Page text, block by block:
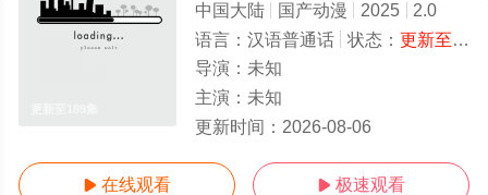
中国大陆 国产动漫 2025
2.0
语言： 汉语普通话 状态： 更新至189集
导演： 未知
主演： 未知
更新时间： 2026-08-06
 在线观看  极速观看